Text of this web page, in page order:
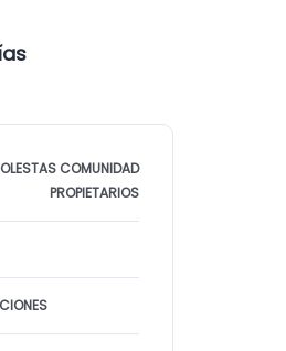
COMUNIDAD
PROPIETARIOS